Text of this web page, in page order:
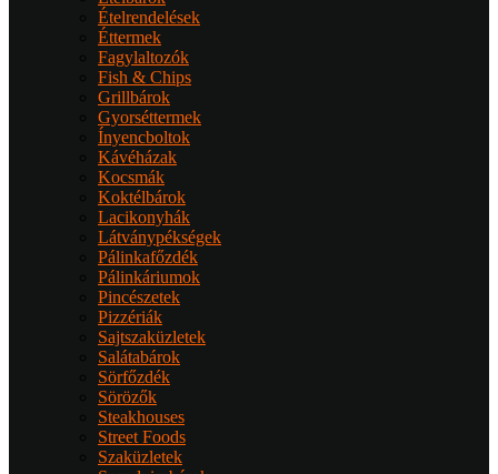
Ételrendelések
Éttermek
Fagylaltozók
Fish & Chips
Grillbárok
Gyorséttermek
Ínyencboltok
Kávéházak
Kocsmák
Koktélbárok
Lacikonyhák
Látványpékségek
Pálinkafőzdék
Pálinkáriumok
Pincészetek
Pizzériák
Sajtszaküzletek
Salátabárok
Sörfőzdék
Sörözők
Steakhouses
Street Foods
Szaküzletek